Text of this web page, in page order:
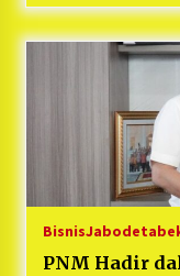
Bisnis
PNM Hadir